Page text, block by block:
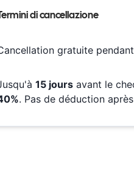
Termini di cancellazione
gratuite pendant
15 jours avant le
%. Pas de déduction